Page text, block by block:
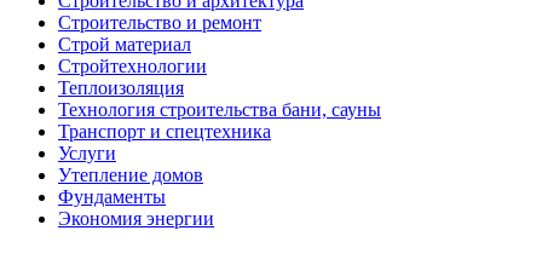
Строительство и ремонт
Строй материал
Стройтехнологии
Теплоизоляция
Технология строительства бани, сауны
Транспорт и спецтехника
Услуги
Утепление домов
Фундаменты
Экономия энергии